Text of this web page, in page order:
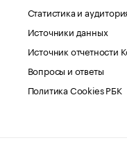
Статистика и
Источники данных
Источник отчетности
Вопросы и ответы
Политика Cookies РБК